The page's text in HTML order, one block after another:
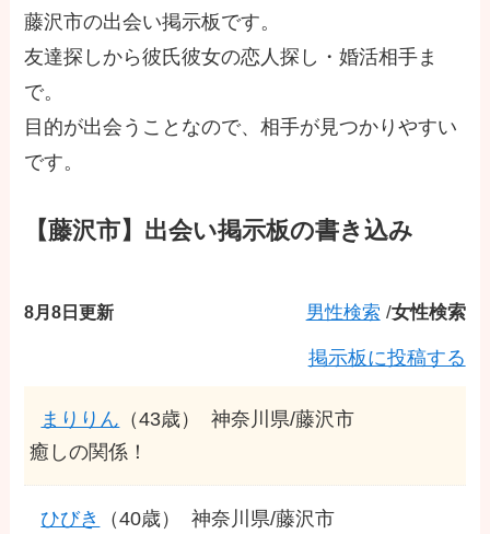
藤沢市の出会い掲示板です。
友達探しから彼氏彼女の恋人探し・婚活相手ま
で。
目的が出会うことなので、相手が見つかりやすい
です。
【藤沢市】出会い掲示板の書き込み
8月8日更新 男性検索 /女性検索
掲示板に投稿する
まりりん （43歳）
神奈川県/藤沢市
癒しの関係！
ひびき （40歳）
神奈川県/藤沢市